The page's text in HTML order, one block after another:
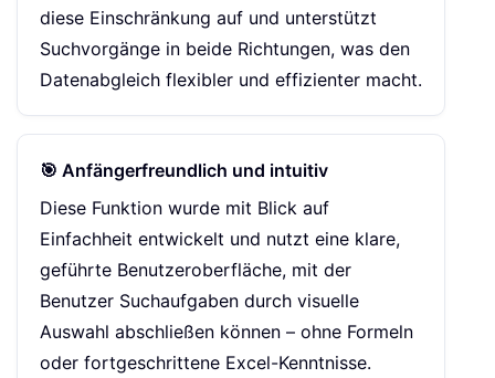
diese Einschränkung auf und unterstützt
Suchvorgänge in beide Richtungen, was den
Datenabgleich flexibler und effizienter macht.
🎯 Anfängerfreundlich und intuitiv
Diese Funktion wurde mit Blick auf
Einfachheit entwickelt und nutzt eine klare,
geführte Benutzeroberfläche, mit der
Benutzer Suchaufgaben durch visuelle
Auswahl abschließen können – ohne Formeln
oder fortgeschrittene Excel-Kenntnisse.